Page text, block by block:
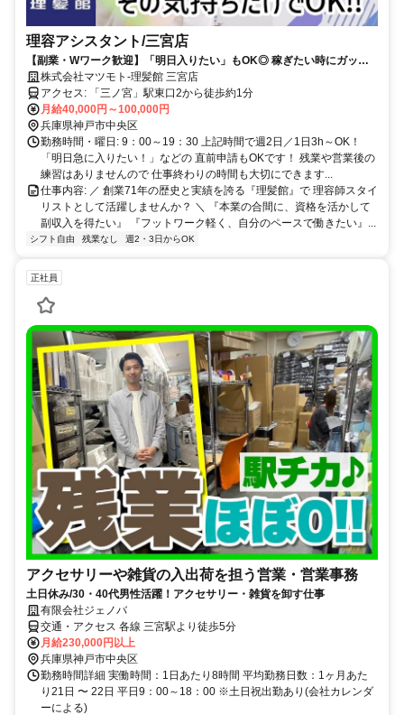
理容アシスタント/三宮店
【副業・Wワーク歓迎】「明日入りたい」もOK◎ 稼ぎたい時にガッツ
リ稼ぐ！子育て後の本格復帰も大歓迎！週2日～OK
株式会社マツモト-理髪館 三宮店
アクセス: 「三ノ宮」駅東口2から徒歩約1分
月給40,000円～100,000円
兵庫県神戸市中央区
勤務時間・曜日: 9：00～19：30 上記時間で週2日／1日3h～OK！
「明日急に入りたい！」などの 直前申請もOKです！ 残業や営業後の
練習はありませんので 仕事終わりの時間も大切にできます...
仕事内容: ／ 創業71年の歴史と実績を誇る『理髪館』で 理容師スタイ
リストとして活躍しませんか？ ＼ 『本業の合間に、資格を活かして
副収入を得たい』 『フットワーク軽く、自分のペースで働きたい』...
シフト自由 残業なし 週2・3日からOK
正社員
アクセサリーや雑貨の入出荷を担う営業・営業事務
土日休み/30・40代男性活躍！アクセサリー・雑貨を卸す仕事
有限会社ジェノバ
交通・アクセス 各線 三宮駅より徒歩5分
月給230,000円以上
兵庫県神戸市中央区
勤務時間詳細 実働時間：1日あたり8時間 平均勤務日数：1ヶ月あた
り21日 〜 22日 平日9：00～18：00 ※土日祝出勤あり(会社カレンダ
ーによる)